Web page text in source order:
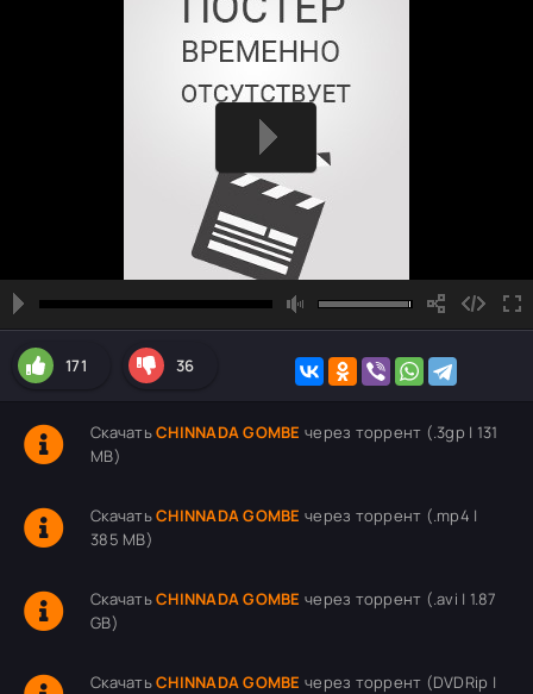
171 36
СкачатьCHINNADA GOMBE через торрент (.3gp | 131
MB)
СкачатьCHINNADA GOMBE через торрент (.mp4 |
385 MB)
СкачатьCHINNADA GOMBE через торрент (.avi | 1.87
GB)
СкачатьCHINNADA GOMBE через торрент (DVDRip |